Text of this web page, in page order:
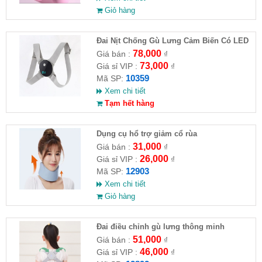
Giỏ hàng
Đai Nịt Chống Gù Lưng Cảm Biến Có LED
J-3000
Giá bán : 78,000₫
Giá sỉ VIP : 73,000₫
Mã SP: 10359
Xem chi tiết
Tạm hết hàng
Dụng cụ hổ trợ giảm cổ rùa
Giá bán : 31,000₫
Giá sỉ VIP : 26,000₫
Mã SP: 12903
Xem chi tiết
Giỏ hàng
Đai điều chỉnh gù lưng thông minh
Giá bán : 51,000₫
Giá sỉ VIP : 46,000₫